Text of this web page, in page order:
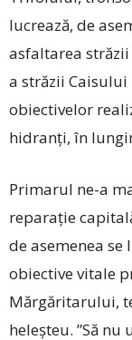
lucrează, de
asfaltarea
a străzii Caisului
obiectivelor
hidranți, în
Primarul ne-a
reparație
de asemenea
obiective vitale
Mărgăritarului,
heleșteu. ”Să